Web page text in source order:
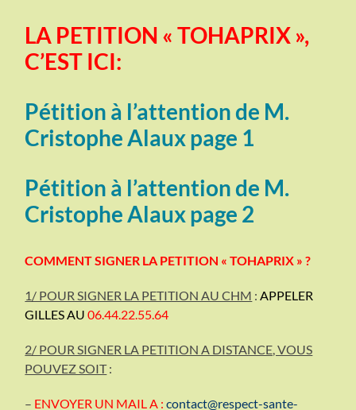
LA PETITION « TOHAPRIX »,
C’EST ICI:
Pétition à l’attention de M.
Cristophe Alaux page 1
Pétition à l’attention de M.
Cristophe Alaux page 2
COMMENT SIGNER LA PETITION « TOHAPRIX » ?
1/ POUR SIGNER LA PETITION AU CHM : APPELER
GILLES AU 06.44.22.55.64
2/ POUR SIGNER LA PETITION A DISTANCE, VOUS
POUVEZ SOIT:
– ENVOYER UN MAIL A : contact@respect-sante-